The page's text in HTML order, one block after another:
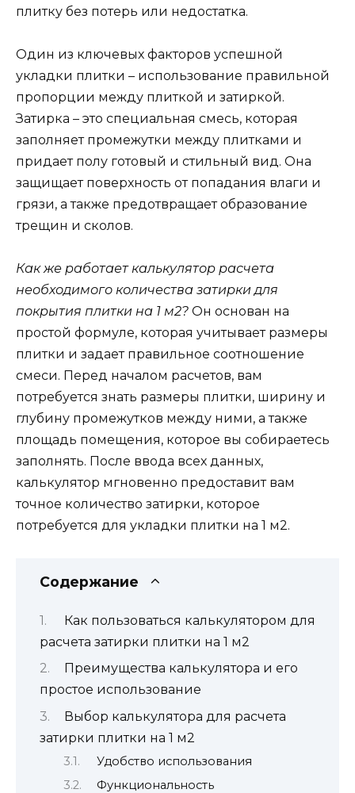
плитку без потерь или недостатка.
Один из ключевых факторов успешной
укладки плитки – использование правильной
пропорции между плиткой и затиркой.
Затирка – это специальная смесь, которая
заполняет промежутки между плитками и
придает полу готовый и стильный вид. Она
защищает поверхность от попадания влаги и
грязи, а также предотвращает образование
трещин и сколов.
Как же работает калькулятор расчета
необходимого количества затирки для
покрытия плитки на 1 м2? Он основан на
простой формуле, которая учитывает размеры
плитки и задает правильное соотношение
смеси. Перед началом расчетов, вам
потребуется знать размеры плитки, ширину и
глубину промежутков между ними, а также
площадь помещения, которое вы собираетесь
заполнять. После ввода всех данных,
калькулятор мгновенно предоставит вам
точное количество затирки, которое
потребуется для укладки плитки на 1 м2.
Содержание
Как пользоваться калькулятором для
расчета затирки плитки на 1 м2
Преимущества калькулятора и его
простое использование
Выбор калькулятора для расчета
затирки плитки на 1 м2
Удобство использования
Функциональность